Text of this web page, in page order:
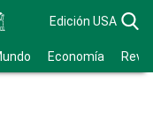
Edición USA
Economía